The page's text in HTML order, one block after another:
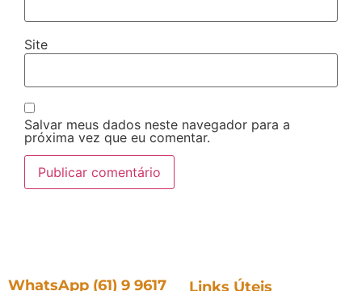
Site
Salvar meus dados neste navegador para a
próxima vez que eu comentar.
WhatsApp (61) 9 9617
Links Úteis